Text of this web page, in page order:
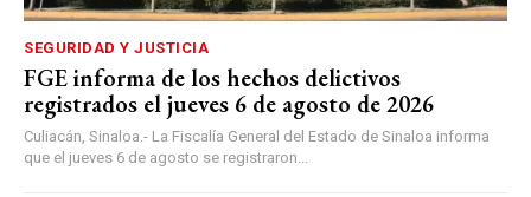
SEGURIDAD Y JUSTICIA
FGE informa de los hechos delictivos
registrados el jueves 6 de agosto de 2026
Culiacán, Sinaloa.- La Fiscalía General del Estado de Sinaloa informa
que el jueves 6 de agosto se registraron...